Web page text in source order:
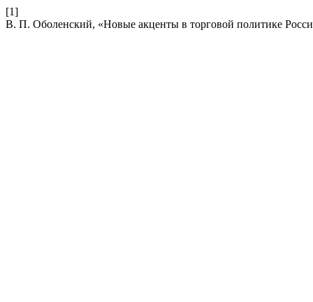
[1]
В. П. Оболенский, «Новые акценты в торговой политике